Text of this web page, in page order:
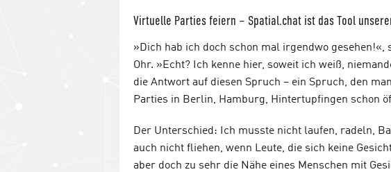
Virtuelle Parties feiern – Spatial.chat ist das Tool
»Dich hab ich doch schon mal irgendwo gesehen!«,
Ohr. »Echt? Ich kenne hier, soweit ich weiß,
die Antwort auf diesen Spruch – ein Spruch, den
Parties in Berlin, Hamburg, Hintertupfingen schon
Der Unterschied: Ich musste nicht laufen, radeln,
auch nicht fliehen, wenn Leute, die sich keine
aber doch zu sehr die Nähe eines Menschen mit